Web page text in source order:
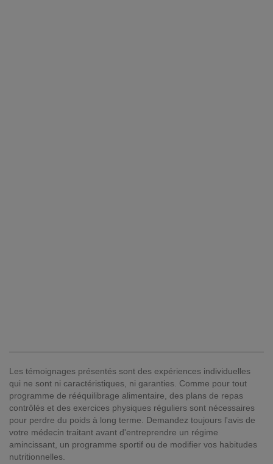
Les témoignages présentés sont des expériences individuelles
qui ne sont ni caractéristiques, ni garanties. Comme pour tout
programme de rééquilibrage alimentaire, des plans de repas
contrôlés et des exercices physiques réguliers sont nécessaires
pour perdre du poids à long terme. Demandez toujours l'avis de
votre médecin traitant avant d'entreprendre un régime
amincissant, un programme sportif ou de modifier vos habitudes
nutritionnelles.